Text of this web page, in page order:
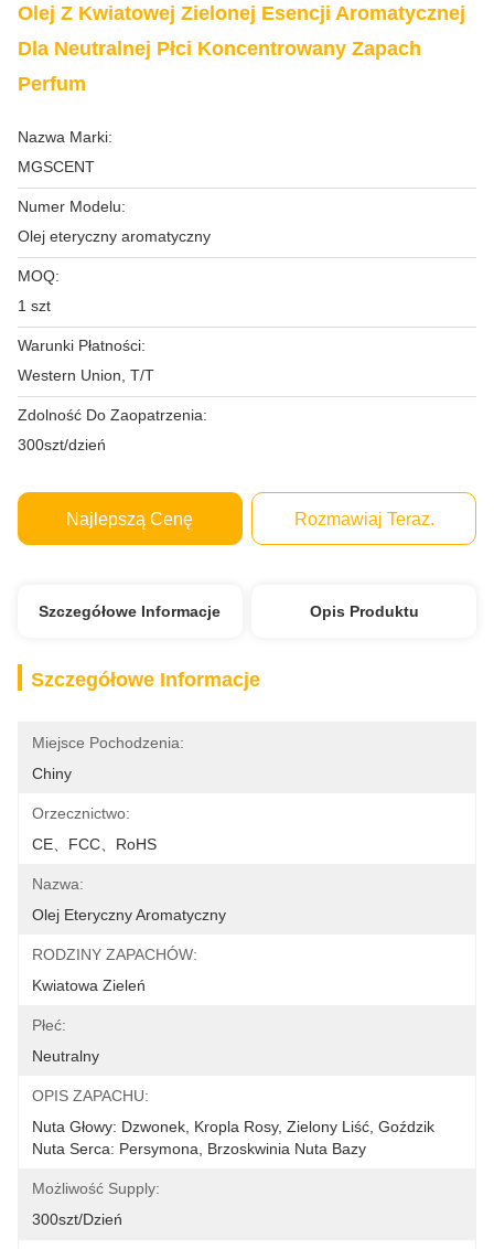
Olej Z Kwiatowej Zielonej Esencji Aromatycznej
Dla Neutralnej Płci Koncentrowany Zapach
Perfum
Nazwa Marki:
MGSCENT
Numer Modelu:
Olej eteryczny aromatyczny
MOQ:
1 szt
Warunki Płatności:
Western Union, T/T
Zdolność Do Zaopatrzenia:
300szt/dzień
Najlepszą Cenę Rozmawiaj Teraz.
Szczegółowe Informacje Opis Produktu
Szczegółowe Informacje
Miejsce Pochodzenia:
Chiny
Orzecznictwo:
CE、FCC、RoHS
Nazwa:
Olej Eteryczny Aromatyczny
RODZINY ZAPACHÓW:
Kwiatowa Zieleń
Płeć:
Neutralny
OPIS ZAPACHU:
Nuta Głowy: Dzwonek, Kropla Rosy, Zielony Liść, Goździk
Nuta Serca: Persymona, Brzoskwinia Nuta Bazy
Możliwość Supply:
300szt/dzień